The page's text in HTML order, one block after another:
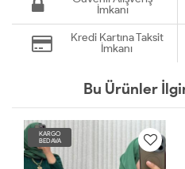
İmkanı
Kredi Kartına Taksit
İmkanı
Bu Ürünler
KARGO
BEDAVA